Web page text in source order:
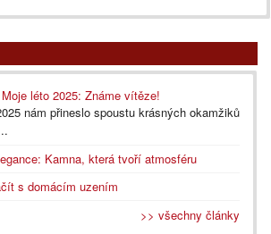
léto 2025: Známe vítěze!
nám přineslo spoustu krásných okamžiků
Kamna, která tvoří atmosféru
s domácím uzením
>> všechny články